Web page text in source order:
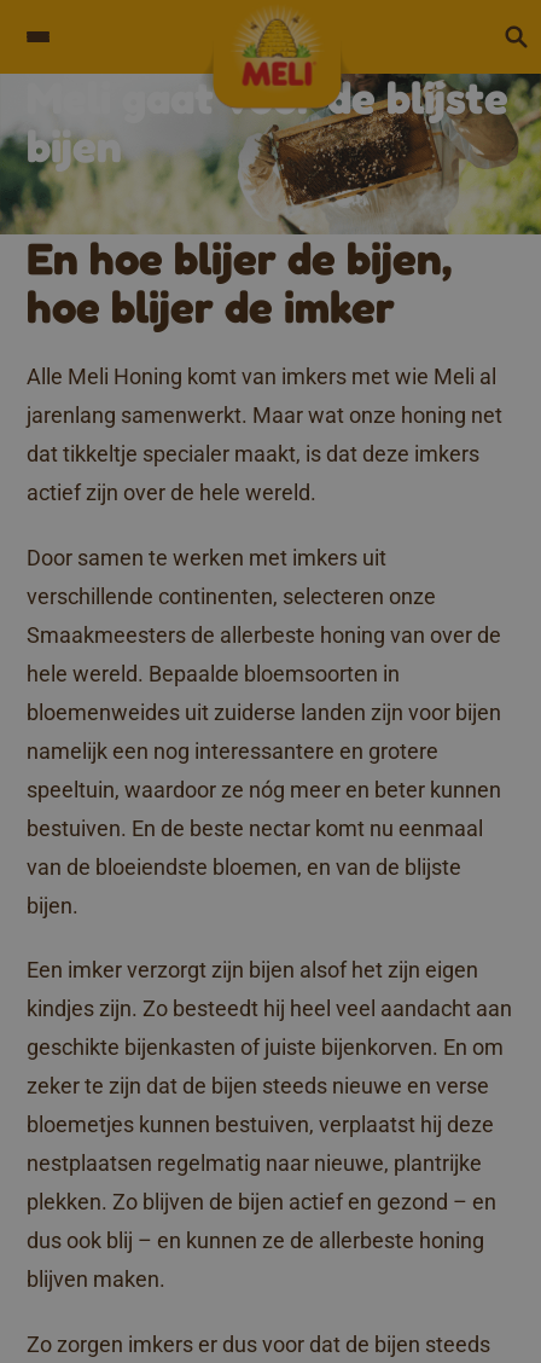
Ons natuurproduct
Meli gaat voor de blijste
bijen
En hoe blijer de bijen,
hoe blijer de imker
Alle Meli Honing komt van imkers met wie Meli al
jarenlang samenwerkt. Maar wat onze honing net
dat tikkeltje specialer maakt, is dat deze imkers
actief zijn over de hele wereld.
Door samen te werken met imkers uit
verschillende continenten, selecteren onze
Smaakmeesters de allerbeste honing van over de
hele wereld. Bepaalde bloemsoorten in
bloemenweides uit zuiderse landen zijn voor bijen
namelijk een nog interessantere en grotere
speeltuin, waardoor ze nóg meer en beter kunnen
bestuiven. En de beste nectar komt nu eenmaal
van de bloeiendste bloemen, en van de blijste
bijen.
Een imker verzorgt zijn bijen alsof het zijn eigen
kindjes zijn. Zo besteedt hij heel veel aandacht aan
geschikte bijenkasten of juiste bijenkorven. En om
zeker te zijn dat de bijen steeds nieuwe en verse
bloemetjes kunnen bestuiven, verplaatst hij deze
nestplaatsen regelmatig naar nieuwe, plantrijke
plekken. Zo blijven de bijen actief en gezond – en
dus ook blij – en kunnen ze de allerbeste honing
blijven maken.
Zo zorgen imkers er dus voor dat de bijen steeds